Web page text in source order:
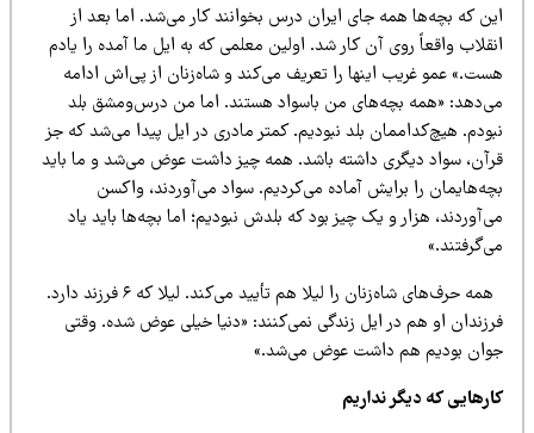
که بچه‌ها همه جای ایران درس بخوانند کار می‌شد. اما بعد از
واقعاً روی آن کار شد. اولین معلمی که به ایل ما آمده را یادم
عمو غریب اینها را تعریف می‌کند و شاه‌زنان از پی‌اش ادامه
«همه بچه‌های من باسواد هستند. اما من درس‌ومشق بلد
هیچ‌کداممان بلد نبودیم. کمتر مادری در ایل پیدا می‌شد که جز
سواد دیگری داشته باشد. همه چیز داشت عوض می‌شد و ما باید
را برایش آماده می‌کردیم. سواد می‌آوردند، واکسن
هزار و یک چیز بود که بلدش نبودیم؛ اما بچه‌ها باید یاد
همه حرف‌های شاه‌زنان را لیلا هم تأیید می‌کند. لیلا که ۶ فرزند دارد.
او هم در ایل زندگی نمی‌کنند: «دنیا خیلی عوض شده. وقتی
بودیم هم داشت عوض می‌شد.»
که دیگر نداریم